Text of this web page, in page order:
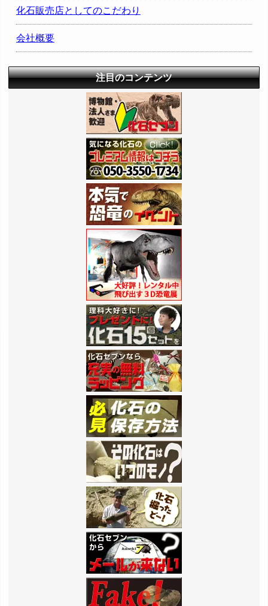
化石販売店としてのこだわり
会社概要
注目のコンテンツ